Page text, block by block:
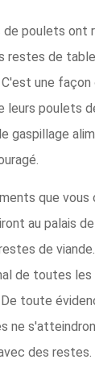
de poulets ont
restes de
une
leurs poulets
gaspillage
que vous
au palais
de
de toutes les
toute
ne
des restes.